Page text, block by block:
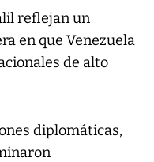
reflejan un
en que Venezuela
de alto
diplomáticas,